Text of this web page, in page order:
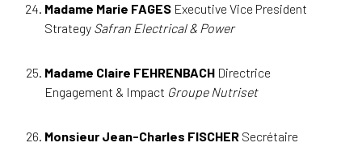
Madame Marie FAGES Executive Vice President
Strategy Safran Electrical & Power
Madame Claire FEHRENBACH Directrice
Engagement & Impact Groupe Nutriset
Monsieur Jean-Charles FISCHER Secrétaire